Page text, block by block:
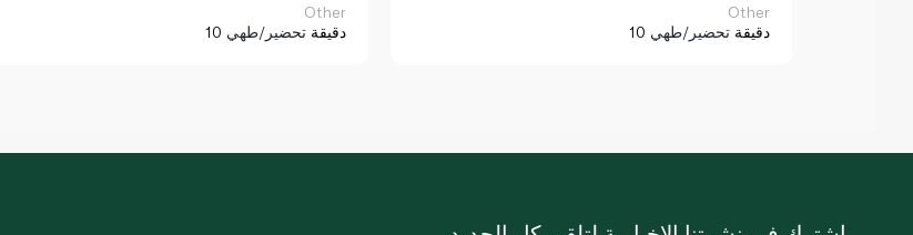
Other
10 دقيقة تحضير/طهي
Other
10 دقيقة تحضير/طهي